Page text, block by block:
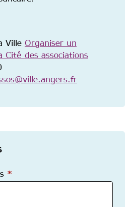
Ville Organiser un
Cité des associations
*